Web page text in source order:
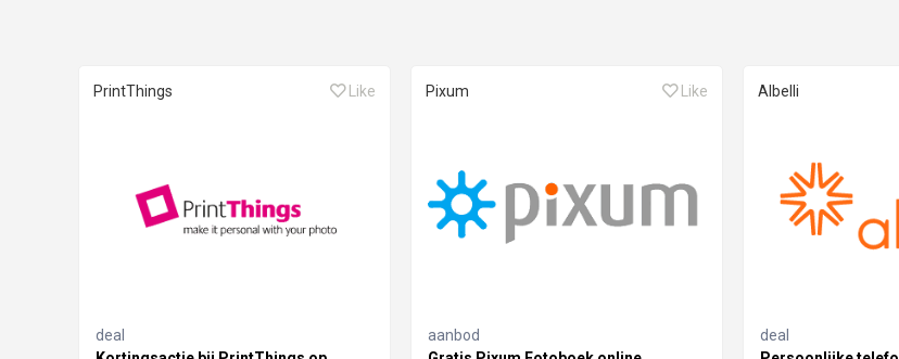
PrintThings Like
deal
Pixum Like
aanbod
Albelli
deal